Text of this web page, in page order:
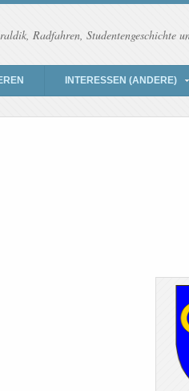
Radfahren, Studentengeschichte
INTERESSEN (ANDERE)